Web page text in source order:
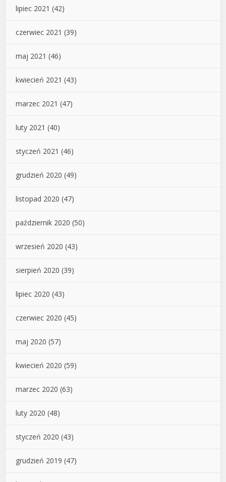
lipiec 2021 (42)
czerwiec 2021 (39)
maj 2021 (46)
kwiecień 2021 (43)
marzec 2021 (47)
luty 2021 (40)
styczeń 2021 (46)
grudzień 2020 (49)
listopad 2020 (47)
październik 2020 (50)
wrzesień 2020 (43)
sierpień 2020 (39)
lipiec 2020 (43)
czerwiec 2020 (45)
maj 2020 (57)
kwiecień 2020 (59)
marzec 2020 (63)
luty 2020 (48)
styczeń 2020 (43)
grudzień 2019 (47)